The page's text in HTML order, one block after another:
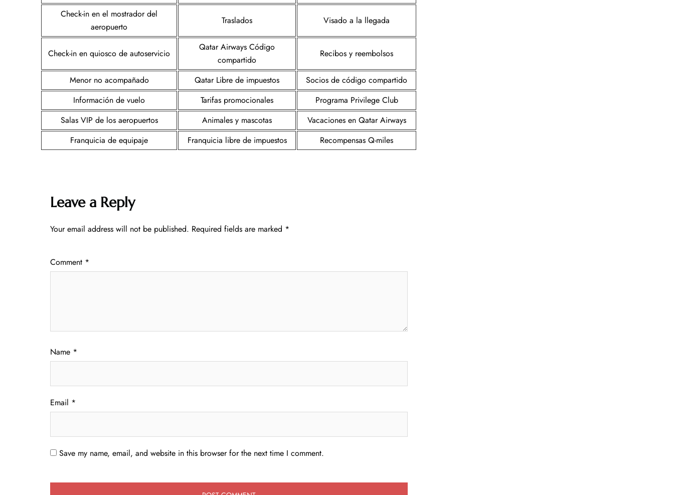
Check-in en el mostrador del
aeropuerto
Traslados Visado a la llegada
Check-in en quiosco de autoservicio
Qatar Airways Código
compartido
Recibos y reembolsos
Menor no acompañado Qatar Libre de impuestos
Socios de código compartido
Información de vuelo
Tarifas promocionales
Programa Privilege Club
Salas VIP de los aeropuertos
Animales y mascotas
Vacaciones en Qatar Airways
Franquicia de equipaje
Franquicia libre de impuestos Recompensas Q-miles
Leave a Reply
Your email address will not be published. Required fields are marked *
Comment *
Name *
Email *
Save my name, email, and website in this browser for the next time I comment.